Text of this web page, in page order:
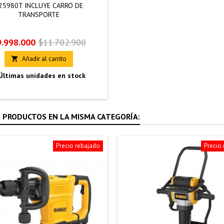
INCLUYE CARRO DE
TRANSPORTE
Precio
base
$11.702.900
 Añadir al carrito
unidades en stock
PRODUCTOS EN LA MISMA CATEGORÍA:
Precio rebajado Precio